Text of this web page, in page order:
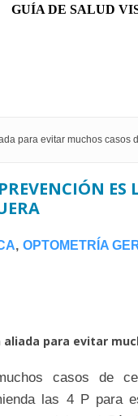
GUÍA DE SALUD
para evitar muchos casos
ES
OPTOMETRÍA
para evitar
casos de
las 4 P para